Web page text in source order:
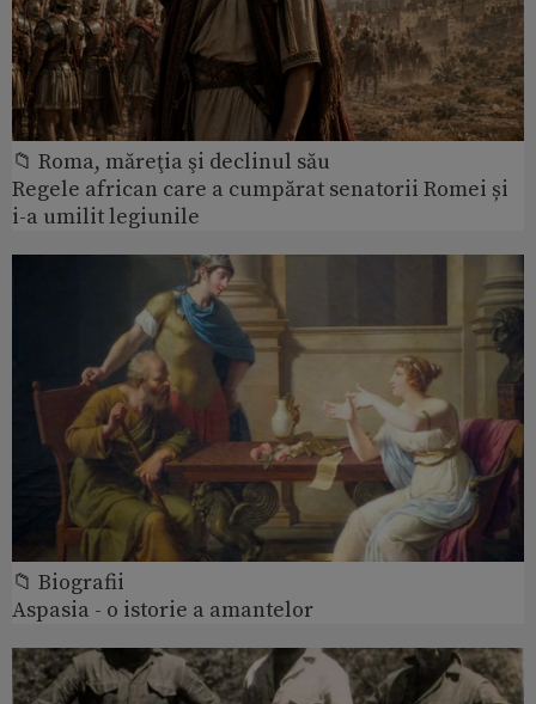
📁 Roma, măreţia şi declinul său
Regele african care a cumpărat senatorii Romei și
i-a umilit legiunile
📁 Biografii
Aspasia - o istorie a amantelor